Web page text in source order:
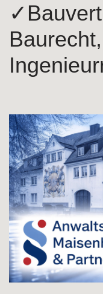
Erfahren Sie über
↗️Rechtsanwälte M,
Baurecht,
✓Bauvertragsrecht,
✓Baumangel und
Rechtsanwälte M, B
uns besuchen ✉.